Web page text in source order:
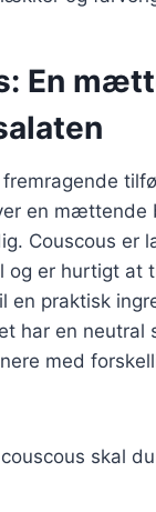
En
fremragende
en mættende
Couscous er
og er hurtigt at
en praktisk
har en neutral
med
skal